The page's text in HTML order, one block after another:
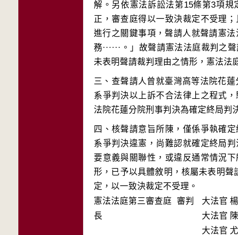
解。另依憲法訴訟法第15條第3項
正，審查庭得以一致決裁定不受理
進行之關鍵事項，聲請人就聲請憲法
務······。」故聲請憲法法庭裁判
三、查聲請人曾就臺灣高等法院花
系爭判決以上訴不合法律上之程式
四、核聲請意旨所陳，僅係爭執確
系爭判決違憲，尚難認就確定終局
要意義與關聯性，或違反通常情況
形，已予以具體敘明，核屬未表明
定，以一致決裁定不受理。
憲法法庭第三審查庭 審判
長
大法官
大法官
大法官